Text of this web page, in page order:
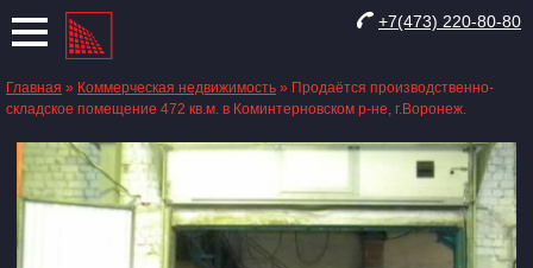
+7(473) 220-80-80
Главная » Коммерческая недвижимость » Продаётся производственно-
складское помещение 472 кв.м. в Коминтерновском р-не, г.Воронеж.